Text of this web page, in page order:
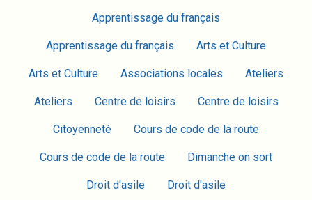
Apprentissage du français
Apprentissage du français Arts et Culture
Arts et Culture Associations locales Ateliers
Ateliers Centre de loisirs Centre de loisirs
Citoyenneté Cours de code de la route
Cours de code de la route Dimanche on sort
Droit d'asile Droit d'asile